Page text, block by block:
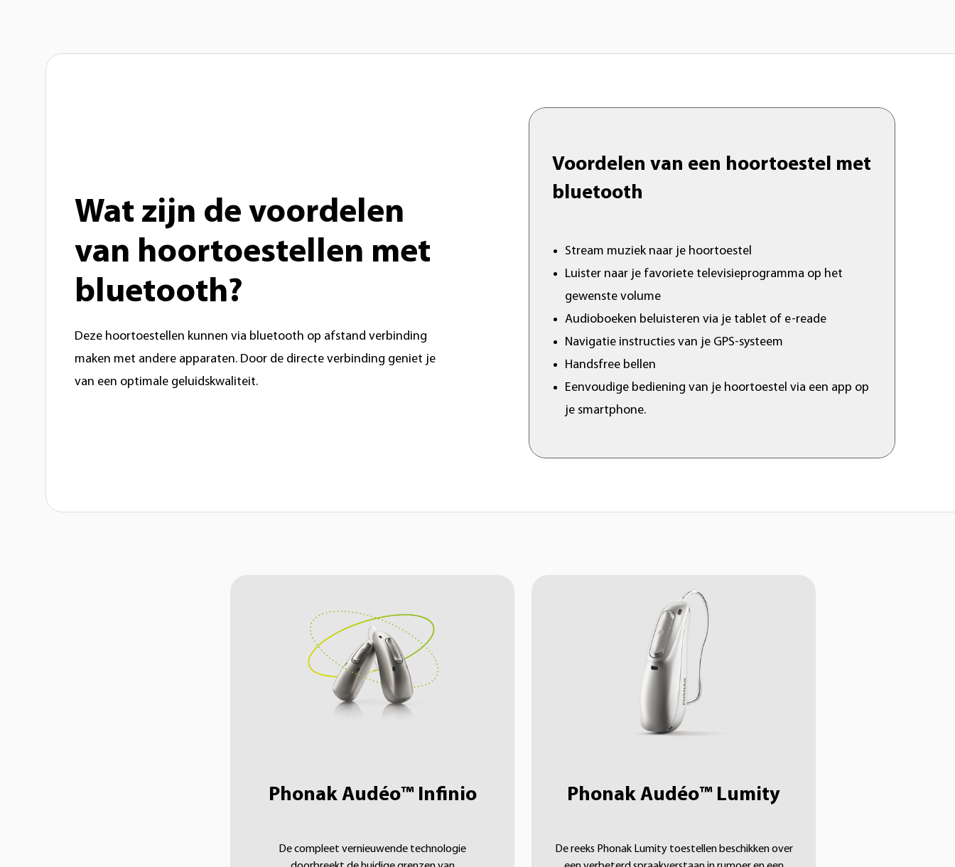
Wat zijn de voordelen
van hoortoestellen met
bluetooth?
Deze hoortoestellen kunnen via bluetooth op afstand verbinding
maken met andere apparaten. Door de directe verbinding geniet je
van een optimale geluidskwaliteit.
Voordelen van een hoortoestel met
bluetooth
Stream muziek naar je hoortoestel
Luister naar je favoriete televisieprogramma op het
gewenste volume
Audioboeken beluisteren via je tablet of e-reade
Navigatie instructies van je GPS-systeem
Handsfree bellen
Eenvoudige bediening van je hoortoestel via een app op
je smartphone.
Phonak Audéo™ Infinio
De compleet vernieuwende technologie
Phonak Audéo™ Lumity
De reeks Phonak Lumity toestellen beschikken over